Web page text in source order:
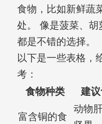
食物，比如新鲜蔬
处。 像是菠菜、胡
都是不错的选择。
以下是一些表格，
考：
食物种类
建
富含铜的食
动物肝